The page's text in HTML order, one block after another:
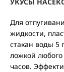
Для
жидкости,
стакан воды 5
ложкой
часов.